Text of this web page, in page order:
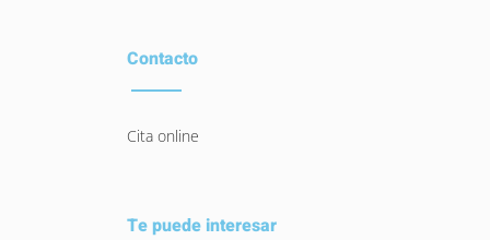
Contacto
Cita online
Te puede interesar